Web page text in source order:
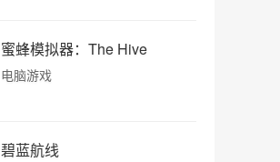
蜜蜂模拟器：The Hive
电脑游戏
碧蓝航线